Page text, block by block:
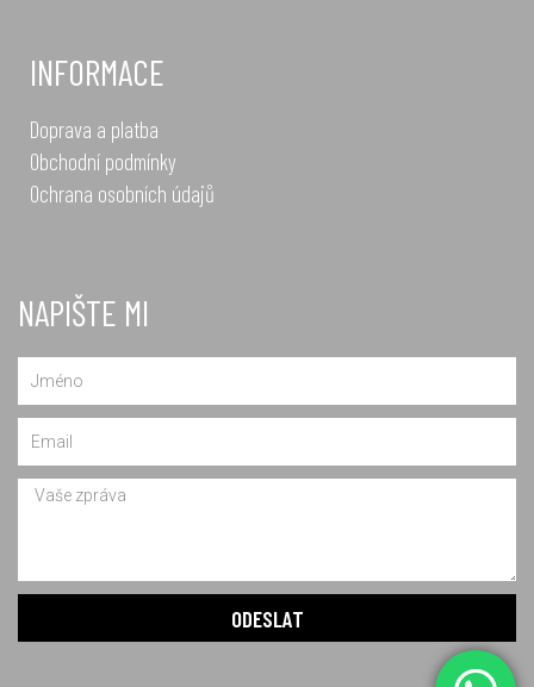
INFORMACE
Doprava a platba
Obchodní podmínky
Ochrana osobních údajů
NAPIŠTE MI
Message
ODESLAT